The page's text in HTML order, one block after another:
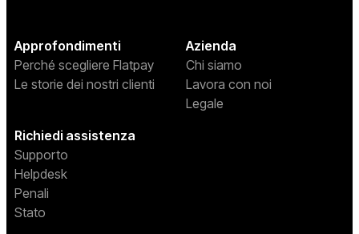
Approfondimenti
Perché scegliere Flatpay
Le storie dei nostri clienti
Azienda
Chi siamo
Lavora con noi
Legale
Richiedi assistenza
Supporto
Helpdesk
Penali
Stato